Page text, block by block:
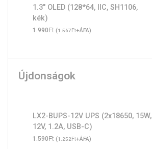
1.3" OLED (128*64, IIC, SH1106,
kék)
1.990Ft (1.567Ft+ÁFA)
Újdonságok
LX2-BUPS-12V UPS (2x18650, 15W,
12V, 1.2A, USB-C)
1.590Ft (1.252Ft+ÁFA)